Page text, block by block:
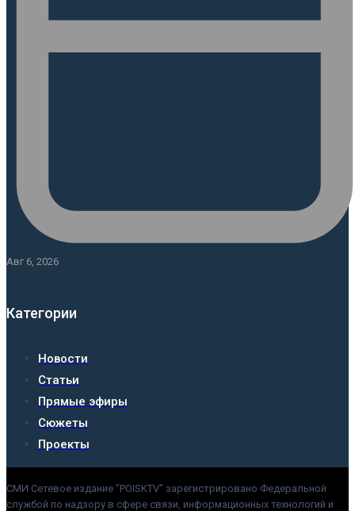
Авг 6, 2026
Категории
Новости
Статьи
Прямые эфиры
Сюжеты
Проекты
СМИ Сетевое издание "POISKTV" зарегистрировано Федеральной
службой по надзору в сфере связи, информационных технологий и